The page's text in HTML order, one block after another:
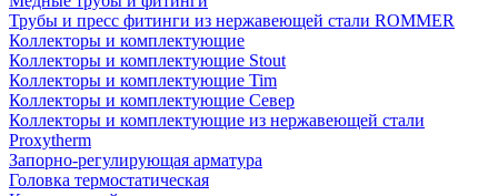
Трубы и пресс фитинги из нержавеющей стали ROMMER
Коллекторы и комплектующие
Коллекторы и комплектующие Stout
Коллекторы и комплектующие Tim
Коллекторы и комплектующие Север
Коллекторы и комплектующие из нержавеющей стали
Proxytherm
Запорно-регулирующая арматура
Головка термостатическая